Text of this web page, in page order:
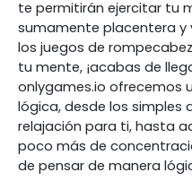
te permitirán ejercitar tu
sumamente placentera y
los juegos de
tu mente, ¡acabas de
onlygames.io ofrecemos
lógica, desde los simples
relajación para ti, hasta
poco más de
de pensar de manera